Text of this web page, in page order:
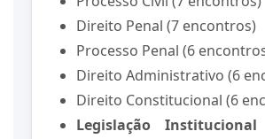
Direito Penal (7 encontros)
Processo Penal (6
Direito Administrativo (6
Direito Constitucional (6
Legislação Institucional